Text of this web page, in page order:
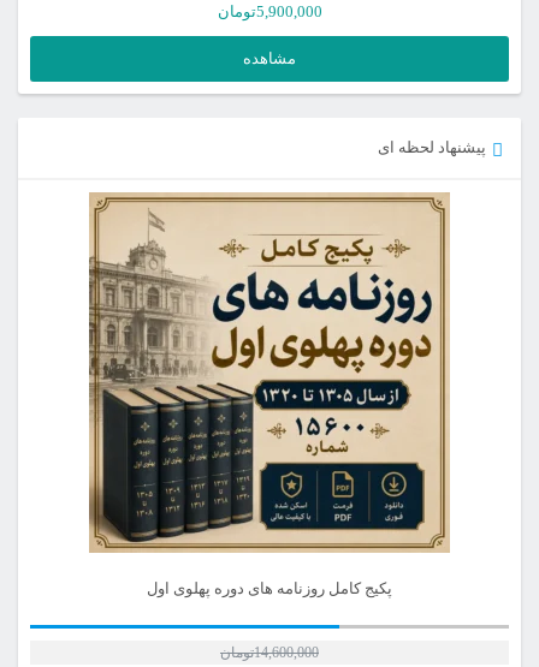
5,900,000تومان
مشاهده
پیشنهاد لحظه ای
پکیج کامل روزنامه های دوره پهلوی اول
14,600,000تومان